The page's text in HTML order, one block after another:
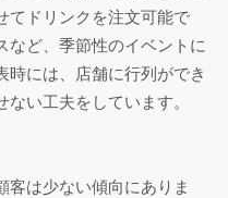
てドリンクを注文可能で
など、季節性のイベントに
時には、店舗に行列ができ
い工夫をしています。
客は少ない傾向にありま